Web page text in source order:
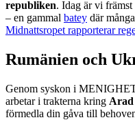
republiken. Idag är vi främst
– en gammal batey där
Midnattsropet rapporterar
Rumänien och
Genom syskon i
arbetar i trakterna kring Arad
förmedla din gåva till